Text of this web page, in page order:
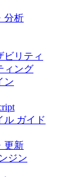
分析
ビリティ
ィング
ン
ル ガイド
更新
ジン